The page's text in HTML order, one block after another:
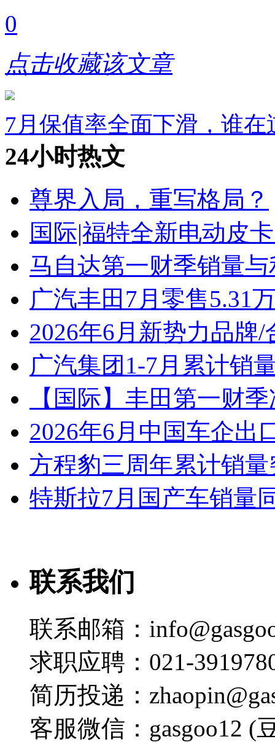
0
点击收藏该文章
7月保值率全面下滑，谁在
24小时热文
尊界入局，重写格局？
国际|福特全新电动皮
马自达第一财季销量
广汽丰田7月零售5.31
2026年6月新势力品牌
广汽集团1-7月累计销
【国际】丰田第一财
2026年6月中国车企出
方程豹三周年累计销
特斯拉7月国产车销量
联系我们
联系邮箱：
求职应聘：021-
简历投递：
客服微信：gasgoo12 (